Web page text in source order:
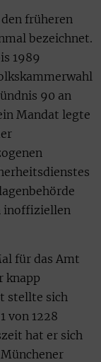
früheren
bezeichnet.
1989
90 an
Mandat legte
inoffiziellen
für das Amt
knapp
stellte sich
von 1228
hat er sich